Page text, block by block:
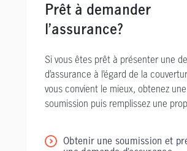
Prêt à demander
l’assurance?
Si vous êtes prêt à présenter une
d’assurance à l’égard de la
vous convient le mieux, obtenez une
soumission puis remplissez une
Obtenir une soumission et